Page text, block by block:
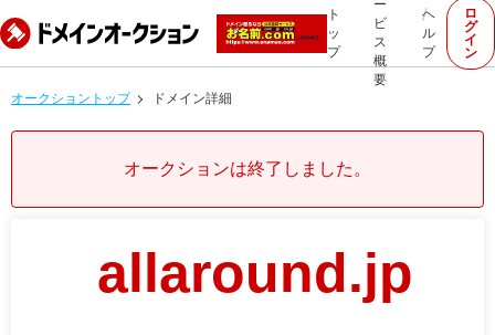
ト
ッ
プ
ー
ビ
ス
概
要
ヘ
ル
プ
ロ
グ
イ
ン
オークショントップ ドメイン詳細
オークションは終了しました。
allaround.jp